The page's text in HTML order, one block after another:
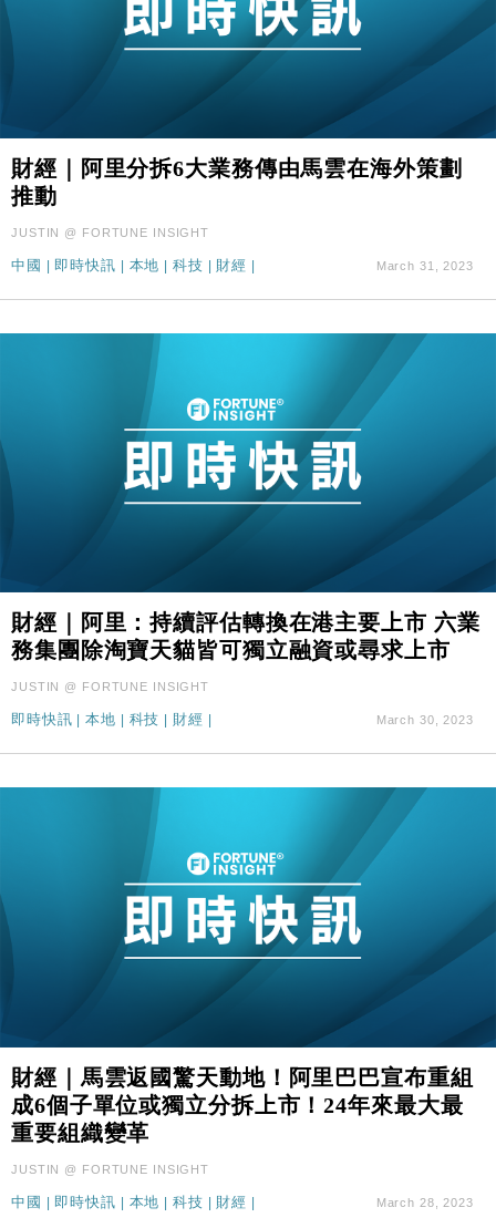
財經｜阿里分拆6大業務傳由馬雲在海外策劃
推動
JUSTIN @ FORTUNE INSIGHT
中國 即時快訊 本地 科技 財經 March 31, 2023
財經｜阿里：持續評估轉換在港主要上市 六業
務集團除淘寶天貓皆可獨立融資或尋求上市
JUSTIN @ FORTUNE INSIGHT
即時快訊 |本地 科技 財經 March 30, 2023
財經｜馬雲返國驚天動地！阿里巴巴宣布重組
成6個子單位或獨立分拆上市！24年來最大最
重要組織變革
JUSTIN @ FORTUNE INSIGHT
中國 | 即時快訊 | 本地 | 科技 | 財經 | March 28, 2023